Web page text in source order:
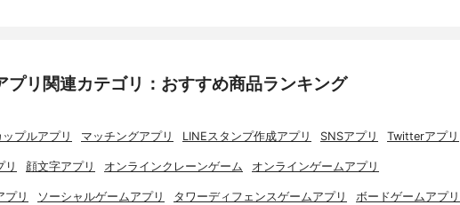
プリ関連カテゴリ：おすすめ商品ランキング
ップルアプリ マッチングアプリ LINEスタンプ作成アプリ SNSアプリ Twitterアプリ
リ 顔文字アプリ オンラインクレーンゲーム オンラインゲームアプリ
プリ ソーシャルゲームアプリ タワーディフェンスゲームアプリ ボードゲームアプリ